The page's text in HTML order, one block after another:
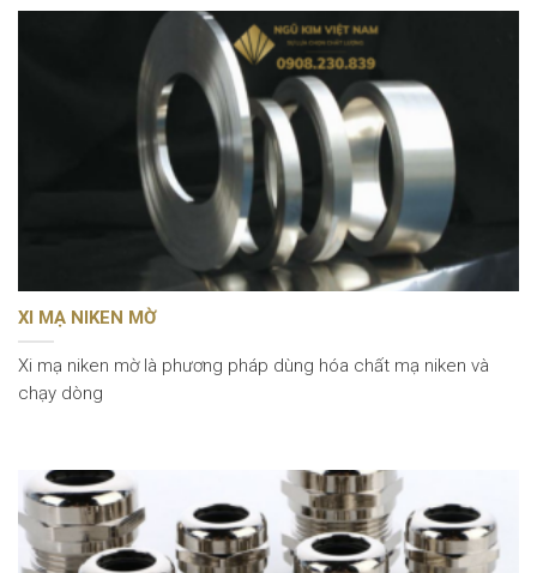
XI MẠ NIKEN MỜ
Xi mạ niken mờ là phương pháp dùng hóa chất mạ niken và
chạy dòng